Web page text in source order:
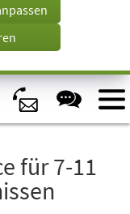
für 7-11